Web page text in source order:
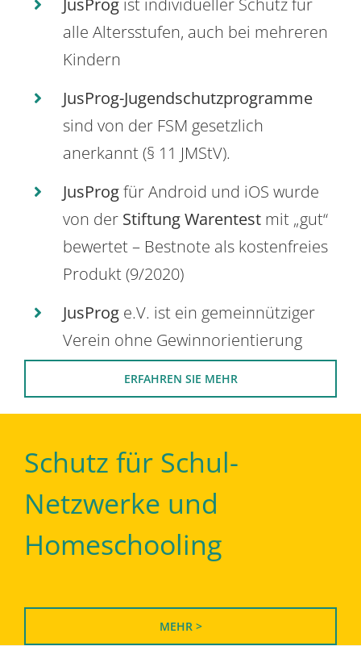
alle Altersstufen, auch bei mehreren
Kindern
JusProg-Jugendschutzprogramme
sind von der FSM gesetzlich
anerkannt (§ 11 JMStV).
JusProgfür Android und iOS wurde
von der Stiftung Warentest mit „gut“
bewertet – Bestnote als kostenfreies
Produkt (9/2020)
JusProg e.V. ist ein gemeinnütziger
Verein ohne Gewinnorientierung
ERFAHREN SIE MEHR
Schutz für Schul-
Netzwerke und
Homeschooling
MEHR >